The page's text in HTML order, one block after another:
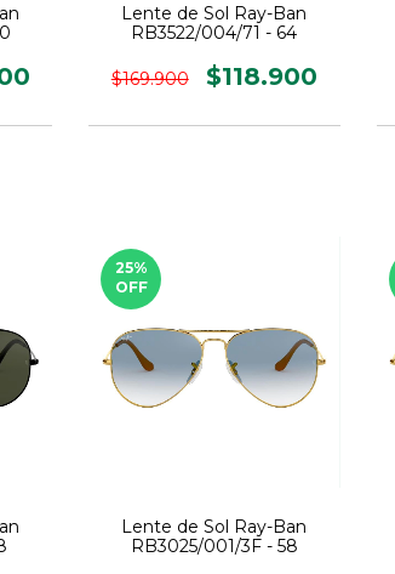
Lente de Sol Ray-Ban
RB3522/004/71 - 64
$169.900 $118.900
25%
OFF
Lente de Sol Ray-Ban
RB3025/001/3F - 58